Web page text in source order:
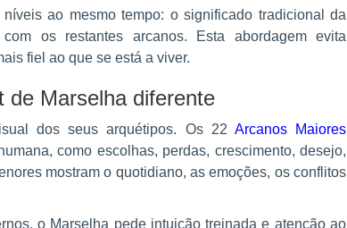
ao mesmo tempo: o significado tradicional da
os restantes arcanos. Esta abordagem evita
fiel ao que se está a viver.
de Marselha diferente
dos seus arquétipos. Os 22 Arcanos Maiores
como escolhas, perdas, crescimento, desejo,
mostram o quotidiano, as emoções, os conflitos
o Marselha pede intuição treinada e atenção ao